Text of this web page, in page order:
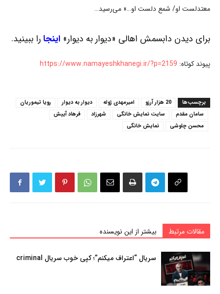
معتدلست او/ شمع دلست او…» می‌رسید…
برای دیدن دابسمش اهالی «دیوار به دیوار» اینجارا ببینید.
پیوند کوتاه: https://www.namayeshkhanegi.ir/?p=2159
برچسب‌ها 20 هزار آرزو امیرمهدی ژوله دیوار به دیوار
رویا تیموریان
سامان مقدم
سایت نمایش خانگی شهرزاد
فرهاد آییش
محسن چاوشی
نمایش خانگی
مقالات مرتبط بیشتر از این نویسنده
سریال “اعتراف میکنم”؛ کپی خوب سریال criminal